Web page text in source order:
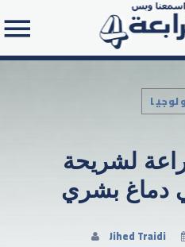
Search in
لشريحة
دماغ بشري
Jihed Traidi